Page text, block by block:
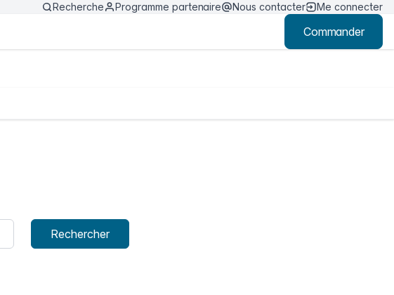
Recherche Programme partenaire Nous contacter Me connecter
Commander
Rechercher